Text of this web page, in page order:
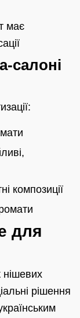
має
салоні
композиції
для
рішення